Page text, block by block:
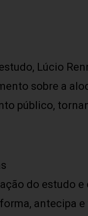
Lúcio
sobre a
público,
do estudo
antecipa